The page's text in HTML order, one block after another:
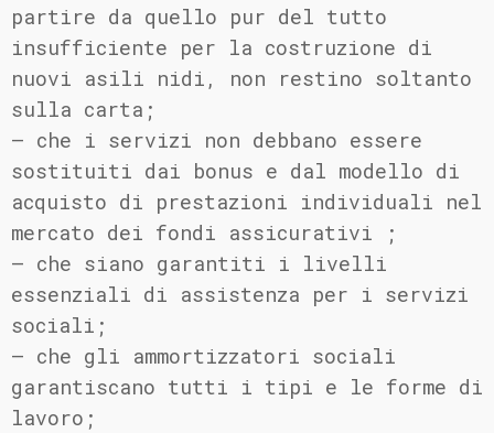
partire da quello pur del tutto
insufficiente per la costruzione di
nuovi asili nidi, non restino soltanto
sulla carta;
– che i servizi non debbano essere
sostituiti dai bonus e dal modello di
acquisto di prestazioni individuali nel
mercato dei fondi assicurativi ;
– che siano garantiti i livelli
essenziali di assistenza per i servizi
sociali;
– che gli ammortizzatori sociali
garantiscano tutti i tipi e le forme di
lavoro;